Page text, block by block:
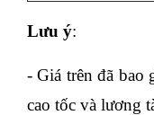
Lưu ý:
- Giá trên đã bao
cao tốc và lương